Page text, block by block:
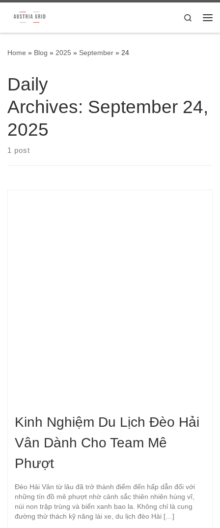
Skip to content
Search
Home » Blog » 2025 » September » 24
Daily
Archives: September 24,
2025
1 post
Kinh Nghiệm Du Lịch Đèo Hải
Vân Dành Cho Team Mê
Phượt
Đèo Hải Vân từ lâu đã trở thành điểm đến hấp dẫn đối với
những tín đồ mê phượt nhờ cảnh sắc thiên nhiên hùng vĩ,
núi non trập trùng và biển xanh bao la. Không chỉ là cung
đường thử thách kỹ năng lái xe, du lịch đèo Hải […]